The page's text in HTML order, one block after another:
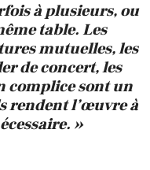
à plusieurs, ou
table. Les
mutuelles, les
de concert, les
complice sont un
rendent l’œuvre à
»